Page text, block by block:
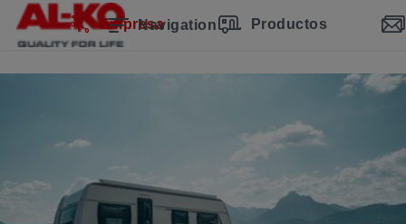
Saltar la navegación
Ir al contenido principal
Saltar a la navegación principal
Índice Navigation
Empresa Productos